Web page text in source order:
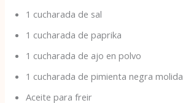
1 cucharada de sal
1 cucharada de paprika
1 cucharada de ajo en polvo
1 cucharada de pimienta negra molida
Aceite para freir